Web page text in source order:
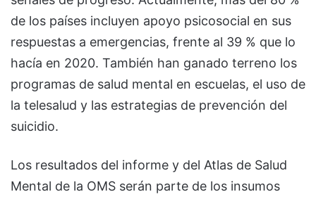
de los países incluyen apoyo psicosocial en sus
respuestas a emergencias, frente al 39 % que lo
hacía en 2020. También han ganado terreno los
programas de salud mental en escuelas, el uso de
la telesalud y las estrategias de prevención del
suicidio.
Los resultados del informe y del Atlas de Salud
Mental de la OMS serán parte de los insumos